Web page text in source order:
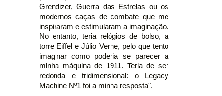
Grendizer, Guerra das Estrelas ou os
modernos caças de combate que me
inspiraram e estimularam a imaginação.
No entanto, teria relógios de bolso, a
torre Eiffel e Júlio Verne, pelo que tento
imaginar como poderia se parecer a
minha máquina de 1911. Teria de ser
redonda e tridimensional: o Legacy
Machine Nº1 foi a minha resposta".